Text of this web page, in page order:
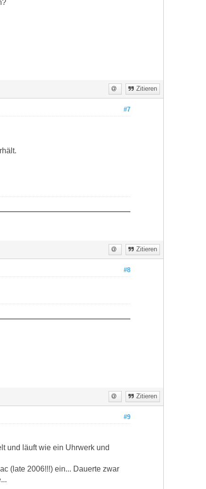
Zitieren
#7
Zitieren
#8
Zitieren
#9
und läuft wie ein Uhrwerk und
(late 2006!!!) ein... Dauerte zwar